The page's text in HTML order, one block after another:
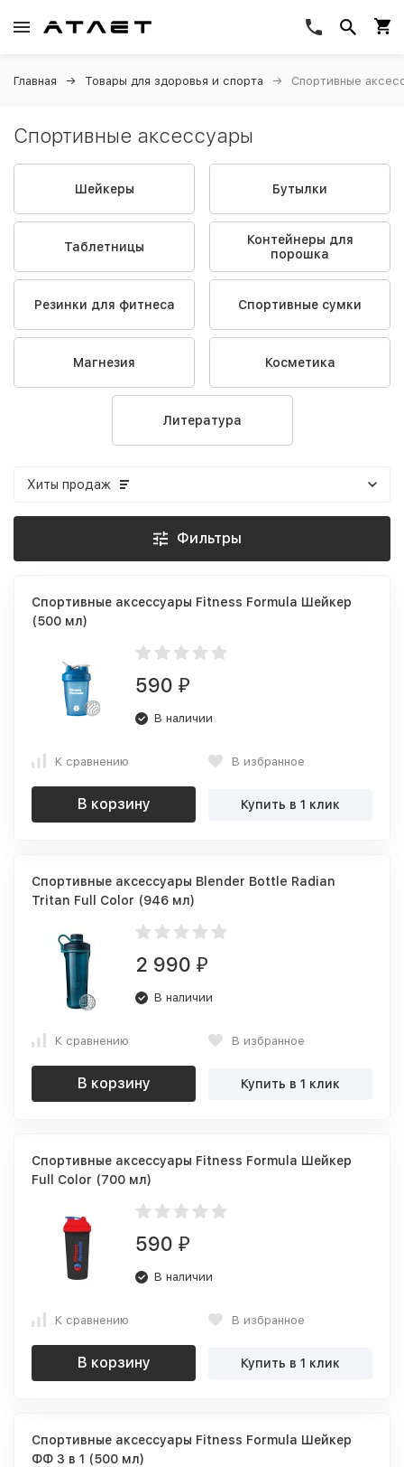
Главная Товары для здоровья и спорта Спортивные
Спортивные аксессуары
Шейкеры Бутылки
Таблетницы
Контейнеры для
порошка
Резинки для фитнеса Спортивные сумки
Магнезия Косметика
Литература
Хиты продаж
Фильтры
Спортивные аксессуары Fitness Formula Шейкер
(500 мл)
590 ₽
В наличии
К сравнению В избранное
В корзину Купить в 1 клик
Спортивные аксессуары Blender Bottle Radian
Tritan Full Color (946 мл)
2 990 ₽
В наличии
К сравнению В избранное
В корзину Купить в 1 клик
Спортивные аксессуары Fitness Formula Шейкер
Full Color (700 мл)
590 ₽
В наличии
К сравнению В избранное
В корзину Купить в 1 клик
Спортивные аксессуары Fitness Formula Шейкер
ФФ 3 в 1 (500 мл)